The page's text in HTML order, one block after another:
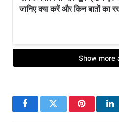
FacebookTwitter Pinterest